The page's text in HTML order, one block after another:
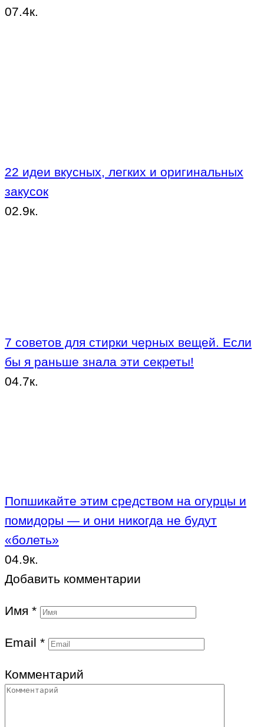
07.4к.
22 идеи вкусных, легких и оригинальных
закусок
02.9к.
7 советов для стирки черных вещей. Если
бы я раньше знала эти секреты!
04.7к.
Попшикайте этим средством на огурцы и
помидоры — и они никогда не будут
«болеть»
04.9к.
Добавить комментарии
Имя *
Email *
Комментарий